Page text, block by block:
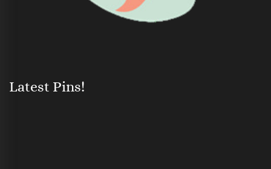
Latest Pins!